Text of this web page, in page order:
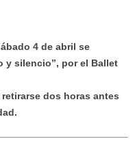
4 de abril se
y silencio”, por el Ballet
dos horas antes